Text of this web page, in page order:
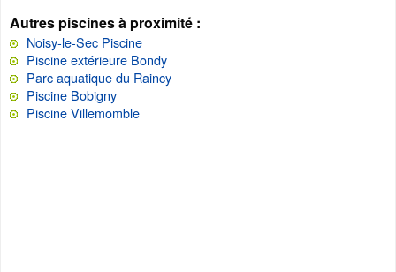
Autres piscines à proximité :
Noisy-le-Sec Piscine
Piscine extérieure Bondy
Parc aquatique du Raincy
Piscine Bobigny
Piscine Villemomble